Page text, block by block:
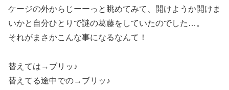
ケージの外からじーーっと眺めてみて、開けようか開けま
いかと自分ひとりで謎の葛藤をしていたのでした…。
それがまさかこんな事になるなんて！
替えては→ブリッ♪
替えてる途中での→ブリッ♪